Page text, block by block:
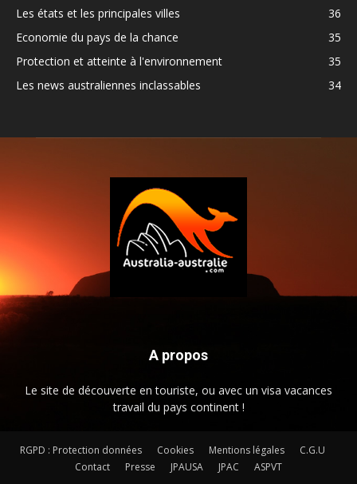
Les états et les principales villes
36
Economie du pays de la chance
35
Protection et atteinte à l'environnement
35
Les news australiennes inclassables
34
A propos
Le site de découverte en touriste, ou avec un visa vacances
travail du pays continent !
RGPD : Protection données Cookies Mentions légales
C.G.U
Contact
Presse JPAUSA JPAC ASPVT